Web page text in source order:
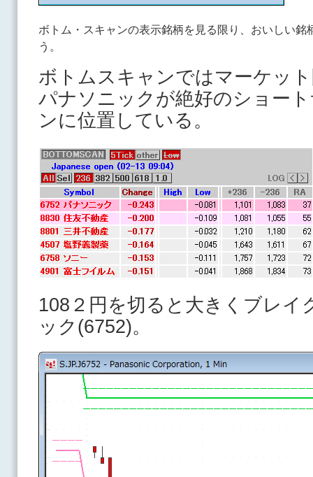
ボトム・スキャンの表示銘柄を見る限り、おいしい
う。
ボトムスキャンではマーケッ
パナソニックが絶好のショー
ンに位置している。
108２円を切ると大きくブレイ
ック(6752)。